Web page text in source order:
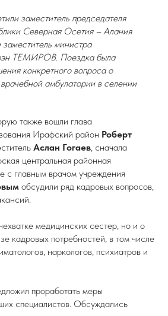
заместитель председателя
Северная Осетия – Алания
министра
ТЕМИРОВ. Поездка была
конкретного вопроса о
амбулатории в селении
также вошли глава
Ирафский район Роберт
Аслан Гогаев, сначала
центральная районная
с главным врачом учреждения
обсудили ряд кадровых вопросов,
медицинских сестер, но и о
кадровых потребностей, в том числе
наркологов, психиатров и
проработать меры
специалистов. Обсуждались